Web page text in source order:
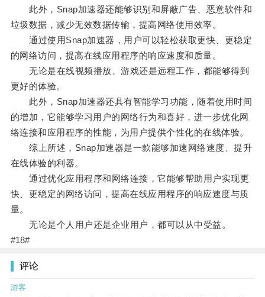
此外，Snap加速器还能够识别和屏蔽广告、恶意软件和
垃圾数据，减少无效数据传输，提高网络使用效率。
通过使用Snap加速器，用户可以轻松获取更快、更稳定
的网络访问，提高在线应用程序的响应速度和质量。
无论是在线视频播放、游戏还是远程工作，都能够得到
更好的体验。
此外，Snap加速器还具有智能学习功能，随着使用时间
的增加，它能够学习用户的网络行为和喜好，进一步优化网
络连接和应用程序的性能，为用户提供个性化的在线体验。
综上所述，Snap加速器是一款能够加速网络速度、提升
在线体验的利器。
通过优化应用程序和网络连接，它能够帮助用户实现更
快、更稳定的网络访问，提高在线应用程序的响应速度与质
量。
无论是个人用户还是企业用户，都可以从中受益。
#18#
评论
游客